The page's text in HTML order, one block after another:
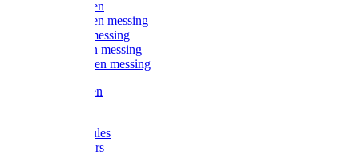
Kogelkranen
Koppelingen messing
Sproeiers messing
Tuinspuiten messing
Slangstukken messing
Handspuiten
Kunststoftules
Regenmeters